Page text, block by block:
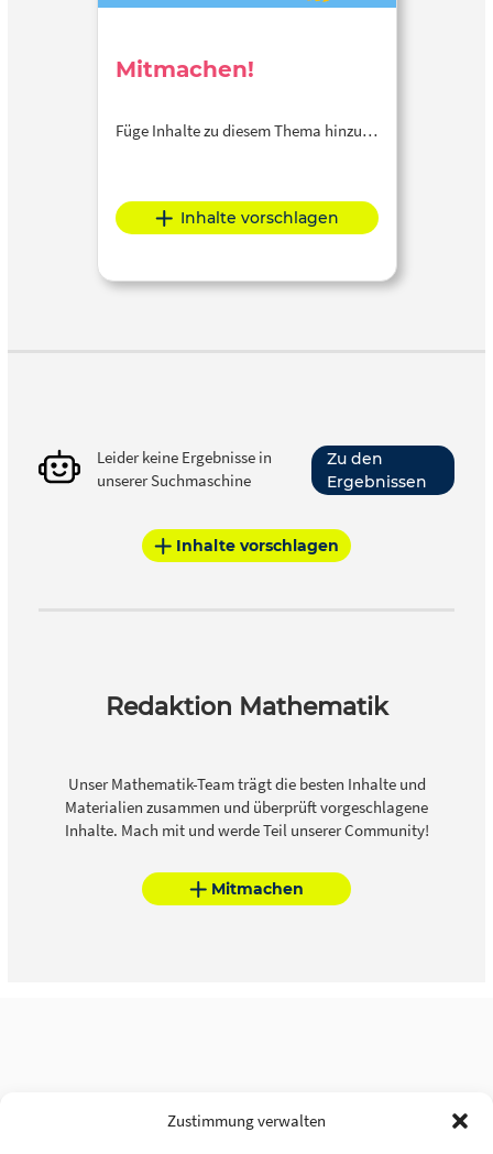
Zustimmung verwalten
Mitmachen!
Füge Inhalte zu diesem Thema hinzu…
Inhalte vorschlagen
Leider keine Ergebnisse in
unserer Suchmaschine
Zu den
Ergebnissen
Inhalte vorschlagen
Redaktion Mathematik
Unser Mathematik-Team trägt die besten Inhalte und
Materialien zusammen und überprüft vorgeschlagene
Inhalte. Mach mit und werde Teil unserer Community!
Mitmachen